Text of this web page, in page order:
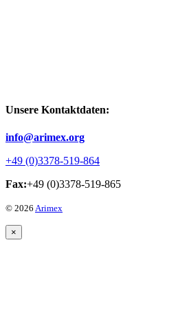
Unsere Kontaktdaten:
info@arimex.org
+49 (0)3378-519-864
Fax:+49 (0)3378-519-865
© 2026 Arimex
×